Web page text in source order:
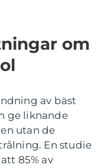
om
av bäst
ge liknande
utan de
En studie
85% av